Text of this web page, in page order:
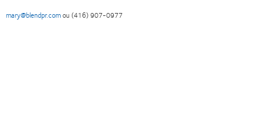
mary@blendpr.comou (416) 907-0977